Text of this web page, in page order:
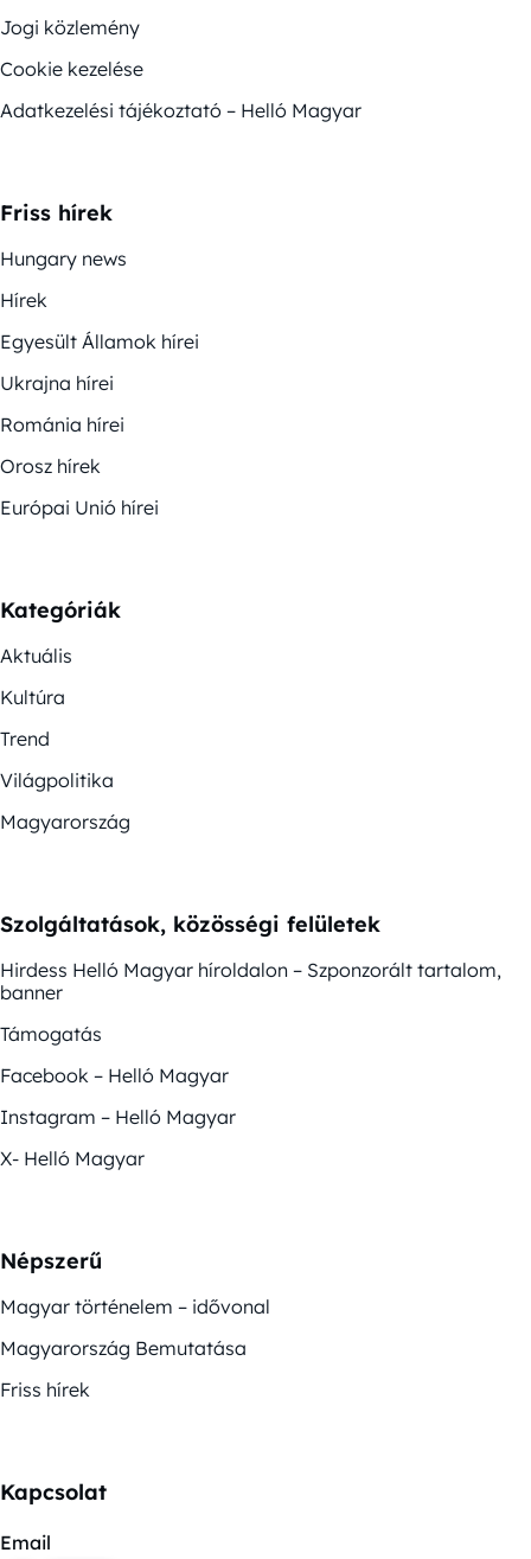
Jogi közlemény
Cookie kezelése
Adatkezelési tájékoztató – Helló Magyar
Friss hírek
Hungary news
Hírek
Egyesült Államok hírei
Ukrajna hírei
Románia hírei
Orosz hírek
Európai Unió hírei
Kategóriák
Aktuális
Kultúra
Trend
Világpolitika
Magyarország
Szolgáltatások, közösségi felületek
Hirdess Helló Magyar híroldalon – Szponzorált tartalom,
banner
Támogatás
Facebook – Helló Magyar
Instagram – Helló Magyar
X- Helló Magyar
Népszerű
Magyar történelem – idővonal
Magyarország Bemutatása
Friss hírek
Kapcsolat
Email